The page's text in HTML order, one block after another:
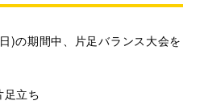
)の期間中、片足バランス大会を
立ち